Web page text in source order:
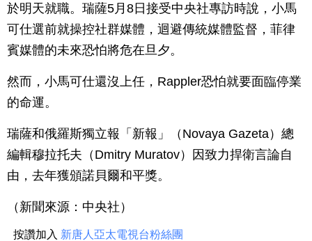
於明天就職。瑞薩5月8日接受中央社專訪時說，小馬
可仕選前就操控社群媒體，迴避傳統媒體監督，菲律
賓媒體的未來恐怕將危在旦夕。
然而，小馬可仕還沒上任，Rappler恐怕就要面臨停業
的命運。
瑞薩和俄羅斯獨立報「新報」（Novaya Gazeta）總
編輯穆拉托夫（Dmitry Muratov）因致力捍衛言論自
由，去年獲頒諾貝爾和平獎。
（新聞來源：中央社）
按讚加入 新唐人亞太電視台粉絲團